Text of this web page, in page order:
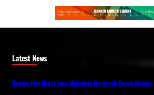
Latest News
Review Film Heart Eyes: Valentine Berdarah Penuh Misteri